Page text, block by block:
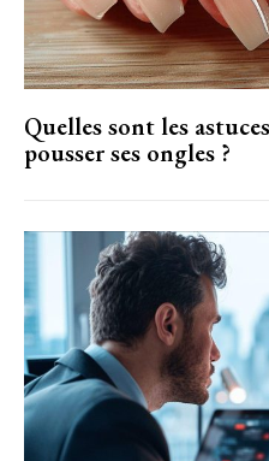
Quelles sont les
pousser ses ongles ?